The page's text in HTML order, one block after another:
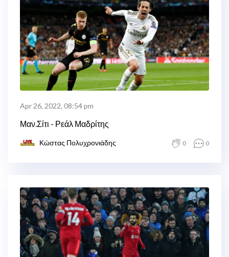
Apr 26, 2022, 08:54 pm
Μαν.Σίτι - Ρεάλ Μαδρίτης
Κώστας Πολυχρονιάδης 0 0